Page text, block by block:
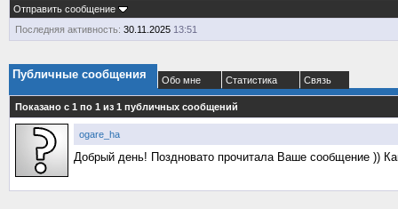
Отправить сообщение
Последняя активность: 30.11.2025 13:51
Публичные сообщения Обо мне Статистика Связь
Показано с 1 по 1 из 1 публичных сообщений
ogare_ha
Добрый день! Поздновато прочитала Ваше сообщение ))